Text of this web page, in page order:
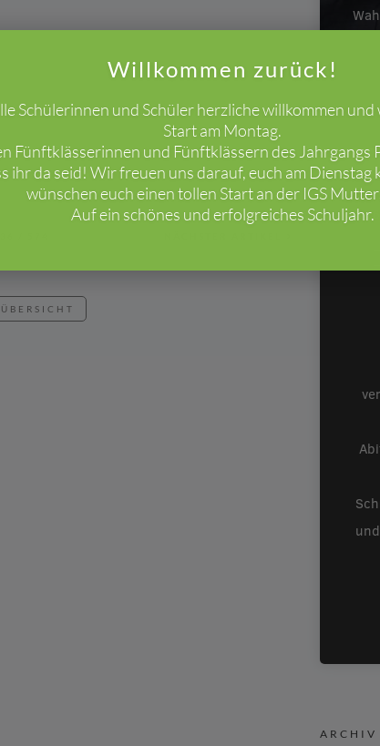
Willkommen zurück!
Schülerinnen und Schüler herzliche willkommen
Start am Montag.
Fünftklässerinnen und Fünftklässern des Jahrgangs
ihr da seid! Wir freuen uns darauf, euch am
wünschen euch einen tollen Start an der IGS
Auf ein schönes und erfolgreiches Schuljahr.
ARCHIV